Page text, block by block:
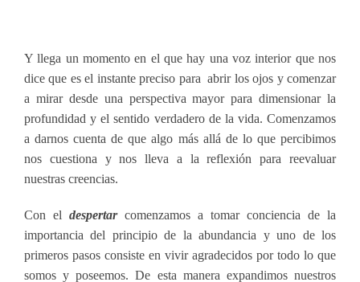
Y llega un momento en el que hay una voz interior que nos
dice que es el instante preciso para abrir los ojos y comenzar
a mirar desde una perspectiva mayor para dimensionar la
profundidad y el sentido verdadero de la vida. Comenzamos
a darnos cuenta de que algo más allá de lo que percibimos
nos cuestiona y nos lleva a la reflexión para reevaluar
nuestras creencias.
Con el despertarcomenzamos a tomar conciencia de la
importancia del principio de la abundancia y uno de los
primeros pasos consiste en vivir agradecidos por todo lo que
somos y poseemos. De esta manera expandimos nuestros